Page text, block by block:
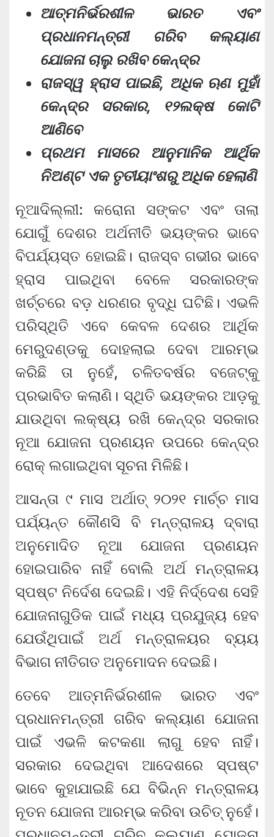
ଆତ୍ମନିର୍ଭରଶୀଳ ଭାରତ ଏବଂ
ପ୍ରଧାନମନ୍ତ୍ରୀ ଗରିବ କଲ୍ୟାଣ
ଯୋଜନା ଚାଲୁ ରଖିବ କେନ୍ଦ୍ର
ରାଜସ୍ୱ ହ୍ରାସ ପାଇଛି, ଅଧିକ ଋଣ ମୁହାଁ
କେନ୍ଦ୍ର ସରକାର, ୧୨ଲକ୍ଷ କୋଟି
ଆଣିବେ
ପ୍ରଥମ ମାସରେ ଆନୁମାନିକ ଆର୍ଥିକ
ନିଅଣ୍ଟ ଏକ ତୃତୀୟାଂଶରୁ ଅଧିକ ହେଲାଣି
ନୂଆଦିଲ୍ଲୀ: କରୋନା ସଙ୍କଟ ଏବଂ ତାଲା
ଯୋଗୁଁ ଦେଶର ଅର୍ଥନୀତି ଭୟଙ୍କର ଭାବେ
ବିପର୍ଯ୍ୟସ୍ତ ହୋଇଛି। ରାଜସ୍ବ ଗଭୀର ଭାବେ
ହ୍ରାସ ପାଇଥିବା ବେଳେ ସରକାରଙ୍କ
ଖର୍ଚ୍ଚରେ ବଡ଼ ଧରଣର ବୃଦ୍ଧି ଘଟିଛି। ଏଭଳି
ପରିସ୍ଥିତି ଏବେ କେବଳ ଦେଶର ଆର୍ଥିକ
ମେରୁଦଣ୍ଡକୁ ଦୋହଲାଇ ଦେବା ଆରମ୍ଭ
କରିଛି ତା ନୁହେଁ, ଚଳିତବର୍ଷର ବଜେଟ୍କୁ
ପ୍ରଭାବିତ କଲାଣି। ସ୍ଥିତି ଭୟଙ୍କର ଆଡ଼କୁ
ଯାଉଥିବା ଲକ୍ଷ୍ୟ ରଖି କେନ୍ଦ୍ର ସରକାର
ନୂଆ ଯୋଜନା ପ୍ରଣୟନ ଉପରେ କେନ୍ଦ୍ର
ରୋକ୍ ଲଗାଇଥିବା ସୂଚନା ମିଳିଛି।
ଆସନ୍ତା ୯ ମାସ ଅର୍ଥାତ୍ ୨୦୨୧ ମାର୍ଚ୍ଚ ମାସ
ପର୍ଯ୍ୟନ୍ତ କୌଣସି ବି ମନ୍ତ୍ରାଳୟ ଦ୍ବାରା
ଅନୁମୋଦିତ ନୂଆ ଯୋଜନା ପ୍ରଣୟନ
ହୋଇପାରିବ ନାହିଁ ବୋଲି ଅର୍ଥ ମନ୍ତ୍ରାଳୟ
ସ୍ପଷ୍ଟ ନିର୍ଦେଶ ଦେଇଛି। ଏହି ନିର୍ଦ୍ଦେଶ ସେହି
ଯୋଜନାଗୁଡିକ ପାଇଁ ମଧ୍ୟ ପ୍ରଯୁଜ୍ୟ ହେବ
ଯେଉଁଥିପାଇଁ ଅର୍ଥ ମନ୍ତ୍ରାଳୟର ବ୍ୟୟ
ବିଭାଗ ନୀତିଗତ ଅନୁମୋଦନ ଦେଇଛି।
ତେବେ ଆତ୍ମନିର୍ଭରଶୀଳ ଭାରତ ଏବଂ
ପ୍ରଧାନମନ୍ତ୍ରୀ ଗରିବ କଲ୍ୟାଣ ଯୋଜନା
ପାଇଁ ଏଭଳି କଟକଣା ଲାଗୁ ହେବ ନାହିଁ।
ସରକାର ଦେଇଥିବା ଆଦେଶରେ ସ୍ପଷ୍ଟ
ଭାବେ କୁହାଯାଇଛି ଯେ ବିଭିନ୍ନ ମନ୍ତ୍ରାଳୟ
ନୂତନ ଯୋଜନା ଆରମ୍ଭ କରିବା ଉଚିତ୍ ନୁହେଁ।